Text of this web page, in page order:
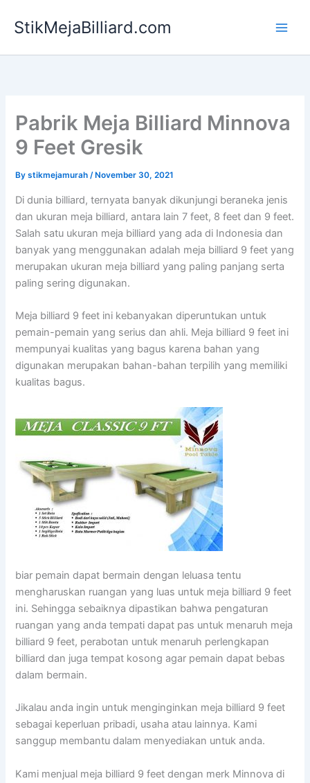
StikMejaBilliard.com
Pabrik Meja Billiard Minnova
9 Feet Gresik
Bystikmejamurah/ November 30, 2021
Di dunia billiard, ternyata banyak dikunjungi beraneka jenis
dan ukuran meja billiard, antara lain 7 feet, 8 feet dan 9 feet.
Salah satu ukuran meja billiard yang ada di Indonesia dan
banyak yang menggunakan adalah meja billiard 9 feet yang
merupakan ukuran meja billiard yang paling panjang serta
paling sering digunakan.
Meja billiard 9 feet ini kebanyakan diperuntukan untuk
pemain-pemain yang serius dan ahli. Meja billiard 9 feet ini
mempunyai kualitas yang bagus karena bahan yang
digunakan merupakan bahan-bahan terpilih yang memiliki
kualitas bagus.
biar pemain dapat bermain dengan leluasa tentu
mengharuskan ruangan yang luas untuk meja billiard 9 feet
ini. Sehingga sebaiknya dipastikan bahwa pengaturan
ruangan yang anda tempati dapat pas untuk menaruh meja
billiard 9 feet, perabotan untuk menaruh perlengkapan
billiard dan juga tempat kosong agar pemain dapat bebas
dalam bermain.
Jikalau anda ingin untuk menginginkan meja billiard 9 feet
sebagai keperluan pribadi, usaha atau lainnya. Kami
sanggup membantu dalam menyediakan untuk anda.
Kami menjual meja billiard 9 feet dengan merk Minnova di